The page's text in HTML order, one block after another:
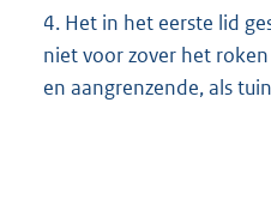
4. Het in het eerste lid
niet voor zover het
en aangrenzende, als